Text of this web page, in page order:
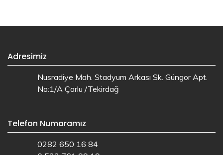
Adresimiz
Nusradiye Mah. Stadyum Arkası Sk. Güngor Apt.
No:1/A Çorlu /Tekirdağ
Telefon Numaramız
0282 650 16 84